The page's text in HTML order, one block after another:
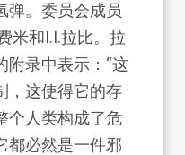
弹。委员会成员
米和I.I.拉比。拉
附录中表示：“这
，这使得它的存
个人类构成了危
都必然是一件邪